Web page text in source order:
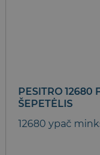
PESITRO 12680
ŠEPETĖLIS
12680 ypač